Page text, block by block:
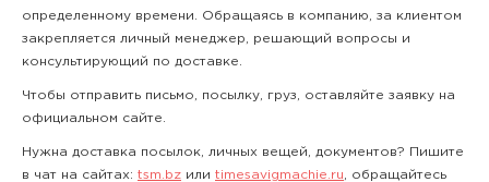
определенному времени. Обращаясь в компанию, за клиентом
закрепляется личный менеджер, решающий вопросы и
консультирующий по доставке.
Чтобы отправить письмо, посылку, груз, оставляйте заявку на
официальном сайте.
Нужна доставка посылок, личных вещей, документов? Пишите
в чат на сайтах: tsm.bz или timesavigmachie.ru , обращайтесь